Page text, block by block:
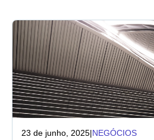
Fabricação
Seguros
Telecomunicações
Tecnologia
23 de junho, 2025|NEGÓCIOS